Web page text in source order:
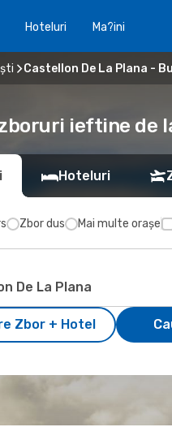
Hoteluri Ma?ini
Castellon De La Plana -
ieftine de
Hoteluri
Zbor dus Mai multe orașe
Zbor + Hotel